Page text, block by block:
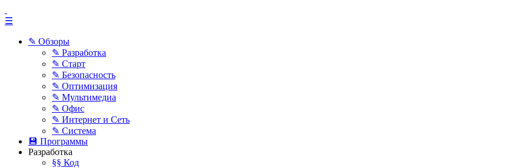
☰
✎ Обзоры
✎ Разработка
✎ Старт
✎ Безопасность
✎ Оптимизация
✎ Мультимедиа
✎ Офис
✎ Интернет и Сеть
✎ Система
💾 Программы
Разработка
§§ Код